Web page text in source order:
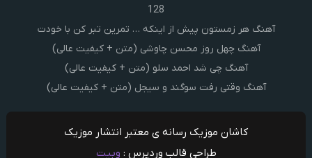
128
آهنگ هر زمستون پیش از اینکه … تمرین تبر کن با خودت
آهنگ چهل روز محسن چاوشی (متن + کیفیت عالی)
آهنگ چی شد احمد سلو (متن + کیفیت عالی)
آهنگ وقتی رفت سوگند و سیجل (متن + کیفیت عالی)
کاشان موزیک رسانه ی معتبر انتشار موزیک
طراحی قالب وردپرس : وبیت